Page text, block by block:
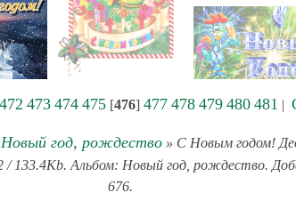
472 473 474 475[476] 477 478 479 480 481 |
Новый год, рождество » С Новым годом!
/ 133.4Kb. Альбом: Новый год, рождество.
676.